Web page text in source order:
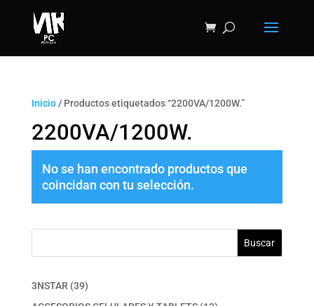
Inicio/ Productos etiquetados “2200VA/1200W.”
2200VA/1200W.
No se han encontrado productos que
coincidan con tu selección.
Buscar
3NSTAR 3939
productos